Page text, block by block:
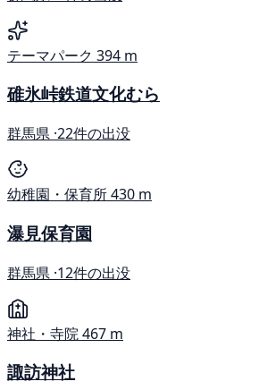
テーマパーク 394 m
碓氷峠鉄道文化むら
群馬県 ·22件の出没
幼稚園・保育所430 m
瀑見保育園
群馬県 ·12件の出没
神社・寺院467 m
諏訪神社